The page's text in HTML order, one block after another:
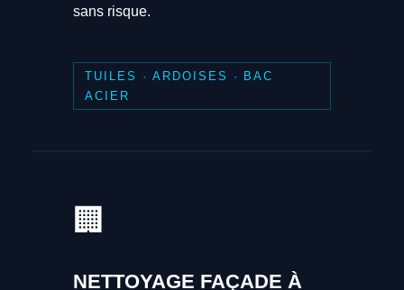
sans risque.
TUILES · ARDOISES · BAC
ACIER
🏢
NETTOYAGE FAÇADE À